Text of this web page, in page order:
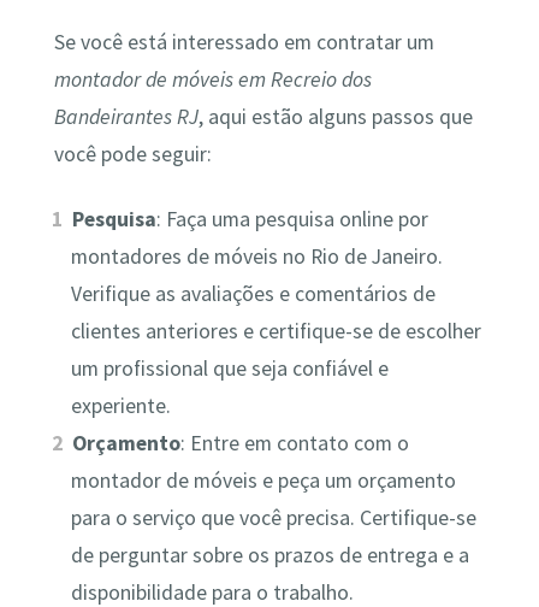
Se você está interessado em contratar um
montador de móveis em Recreio dos
Bandeirantes RJ, aqui estão alguns passos que
você pode seguir:
Pesquisa: Faça uma pesquisa online por
montadores de móveis no Rio de Janeiro.
Verifique as avaliações e comentários de
clientes anteriores e certifique-se de escolher
um profissional que seja confiável e
experiente.
Orçamento: Entre em contato com o
montador de móveis e peça um orçamento
para o serviço que você precisa. Certifique-se
de perguntar sobre os prazos de entrega e a
disponibilidade para o trabalho.